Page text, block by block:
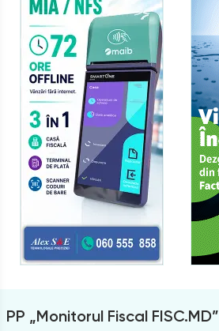
PP „Monitorul Fiscal FISC.MD”